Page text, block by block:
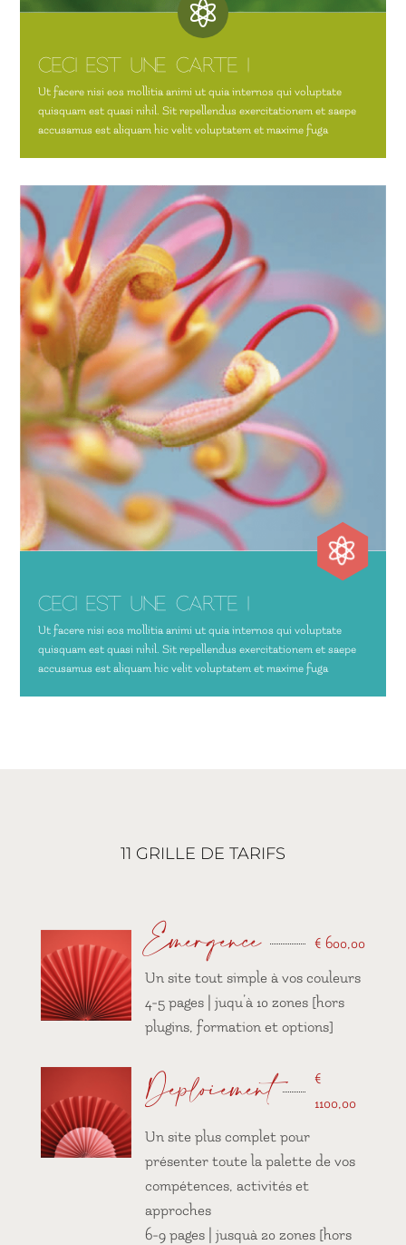

Ceci est une carte !
Ut facere nisi eos mollitia animi ut quia internos qui voluptate
quisquam est quasi nihil. Sit repellendus exercitationem et saepe
accusamus est aliquam hic velit voluptatem et maxime fuga

Ceci est une carte !
Ut facere nisi eos mollitia animi ut quia internos qui voluptate
quisquam est quasi nihil. Sit repellendus exercitationem et saepe
accusamus est aliquam hic velit voluptatem et maxime fuga
11 GRILLE DE TARIFS
Emergence €600,00
Un site tout simple à vos couleurs
4-5 pages | juqu’à 10 zones [hors
plugins, formation et options]
Déploiement
€
1100,00
Un site plus complet pour
présenter toute la palette de vos
compétences, activités et
approches
6-9 pages | jusquà 20 zones [hors